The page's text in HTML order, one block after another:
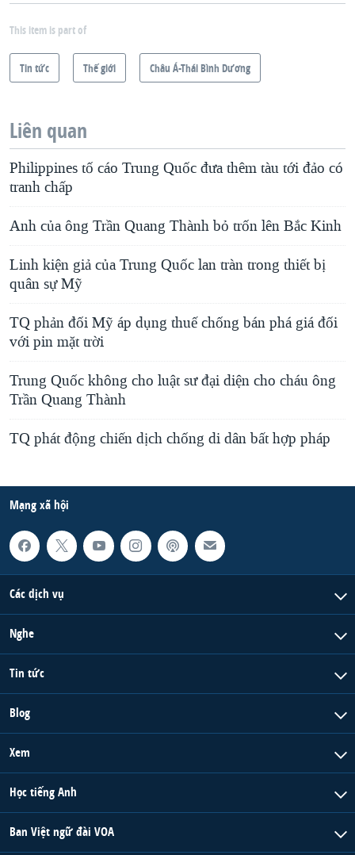
This item is part of
Tin tức Thế giới Châu Á-Thái Bình Dương
Liên quan
Philippines tố cáo Trung Quốc đưa thêm tàu tới đảo có
tranh chấp
Anh của ông Trần Quang Thành bỏ trốn lên Bắc Kinh
Linh kiện giả của Trung Quốc lan tràn trong thiết bị
quân sự Mỹ
TQ phản đối Mỹ áp dụng thuế chống bán phá giá đối
với pin mặt trời
Trung Quốc không cho luật sư đại diện cho cháu ông
Trần Quang Thành
TQ phát động chiến dịch chống di dân bất hợp pháp
Mạng xã hội
Các dịch vụ
Nghe
Tin tức
Blog
Xem
Học tiếng Anh
Ban Việt ngữ đài VOA